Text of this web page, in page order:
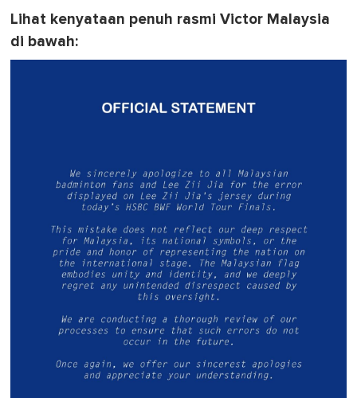
Lihat kenyataan penuh rasmi Victor Malaysia
di bawah: